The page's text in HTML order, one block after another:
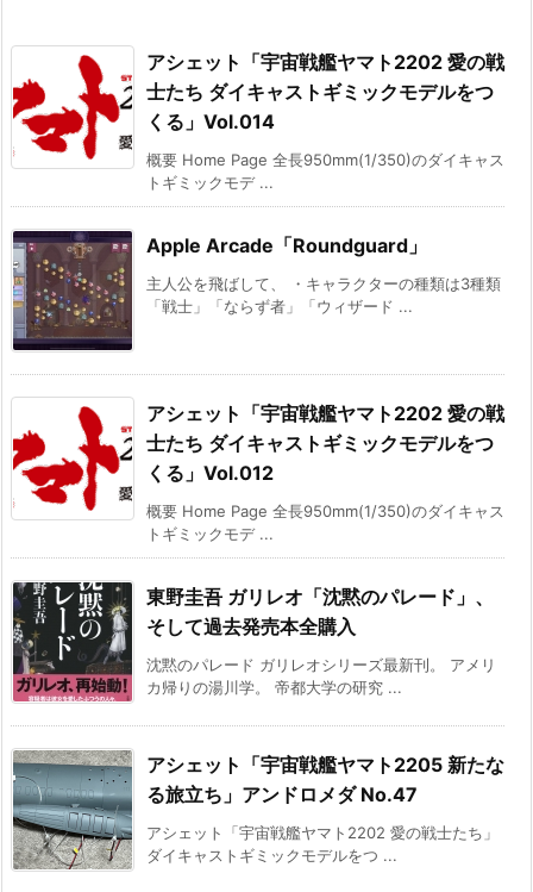
アシェット「宇宙戦艦ヤマト2202 愛の戦
士たち ダイキャストギミックモデルをつ
くる」Vol.014
概要 Home Page 全長950mm(1/350)のダイキャス
トギミックモデ ...
Apple Arcade「Roundguard」
主人公を飛ばして、 ・キャラクターの種類は3種類
「戦士」「ならず者」「ウィザード ...
アシェット「宇宙戦艦ヤマト2202 愛の戦
士たち ダイキャストギミックモデルをつ
くる」Vol.012
概要 Home Page 全長950mm(1/350)のダイキャス
トギミックモデ ...
東野圭吾 ガリレオ「沈黙のパレード」、
そして過去発売本全購入
沈黙のパレード ガリレオシリーズ最新刊。 アメリ
カ帰りの湯川学。 帝都大学の研究 ...
アシェット「宇宙戦艦ヤマト2205 新たな
る旅立ち」アンドロメダ No.47
アシェット「宇宙戦艦ヤマト2202 愛の戦士たち」
ダイキャストギミックモデルをつ ...